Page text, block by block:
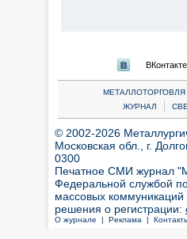
ВКонтакте
МЕТАЛЛОТОРГОВЛЯ
ЖУРНАЛ
|
© 2002-2026
Московская обл., г.
0300
Печатное СМИ журнал
Федеральной службой
массовых
решения о регистрации:
О журнале | Реклама |